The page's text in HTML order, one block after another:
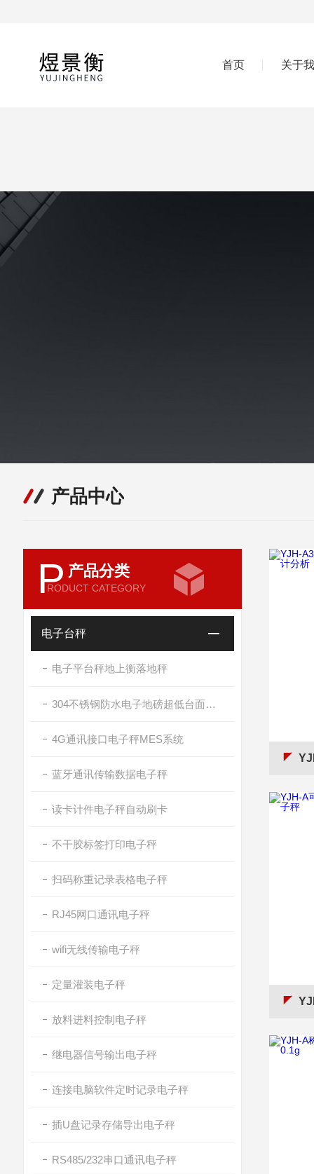
首页 关于
产品中心
P 产品分类
RODUCT CATEGORY
电子台秤
电子平台秤地上衡落地秤
304不锈钢防水电子地磅超低台面带斜坡
4G通讯接口电子秤MES系统
蓝牙通讯传输数据电子秤
读卡计件电子秤自动刷卡
不干胶标签打印电子秤
扫码称重记录表格电子秤
RJ45网口通讯电子秤
wifi无线传输电子秤
定量灌装电子秤
放料进料控制电子秤
继电器信号输出电子秤
连接电脑软件定时记录电子秤
插U盘记录存储导出电子秤
RS485/232串口通讯电子秤